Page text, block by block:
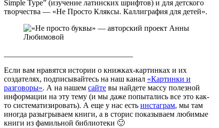
Simple Type” (изучение латинских шрифтов) и для детского
творчества — «Не Просто Кляксы. Каллиграфия для детей».
Если вам нравятся истории о книжках-картинках и их
создателях, подписывайтесь на наш канал «Картинки и
разговоры». А на нашем сайте вы найдете массу полезной
информации на эту тему (и мы даже попытались все это как-
то систематизировать). А еще у нас есть инстаграм, мы там
иногда разыгрываем книги, а в сторис показываем любимые
книги из фамильной библиотеки 🙂